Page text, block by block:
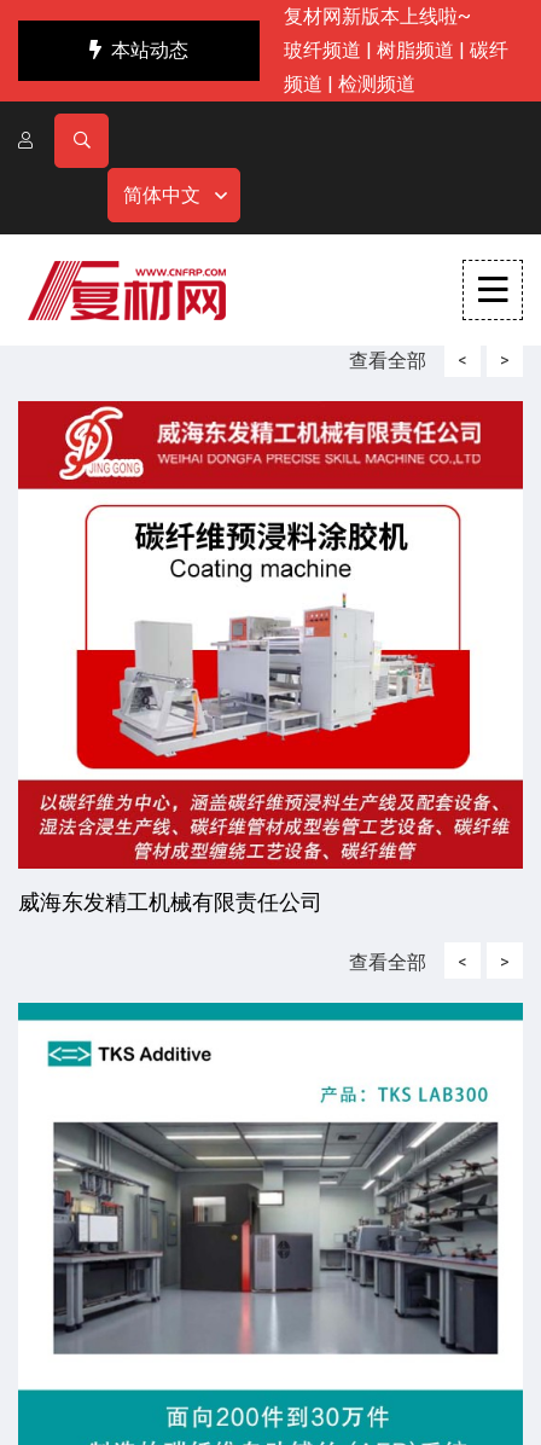
本站动态
复材网新版本上线啦~
玻纤频道 | 树脂频道 | 碳纤
频道 | 检测频道
简体中文
查看全部 <
威海东发精工机械有限责任公司
>
查看全部 < >